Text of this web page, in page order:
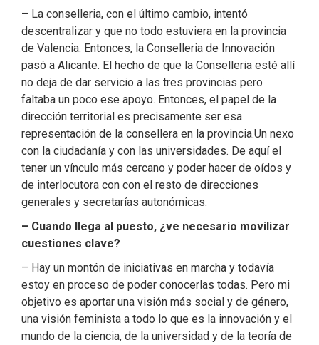
– La conselleria, con el último cambio, intentó
descentralizar y que no todo estuviera en la provincia
de Valencia. Entonces, la Conselleria de Innovación
pasó a Alicante. El hecho de que la Conselleria esté allí
no deja de dar servicio a las tres provincias pero
faltaba un poco ese apoyo. Entonces, el papel de la
dirección territorial es precisamente ser esa
representación de la consellera en la provincia.Un nexo
con la ciudadanía y con las universidades. De aquí el
tener un vínculo más cercano y poder hacer de oídos y
de interlocutora con con el resto de direcciones
generales y secretarías autonómicas.
– Cuando llega al puesto, ¿ve necesario movilizar
cuestiones clave?
– Hay un montón de iniciativas en marcha y todavía
estoy en proceso de poder conocerlas todas. Pero mi
objetivo es aportar una visión más social y de género,
una visión feminista a todo lo que es la innovación y el
mundo de la ciencia, de la universidad y de la teoría de